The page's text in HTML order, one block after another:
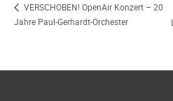
VERSCHOBEN! OpenAir Konzert – 20
Jahre Paul-Gerhardt-Orchester